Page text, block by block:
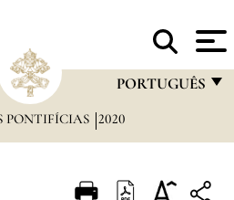
PORTUGUÊS
FRANÇAIS
ITALIANO
PONTIFÍCIAS 2020